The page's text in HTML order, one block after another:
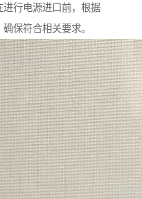
行电源进口前，根据
保符合相关要求。